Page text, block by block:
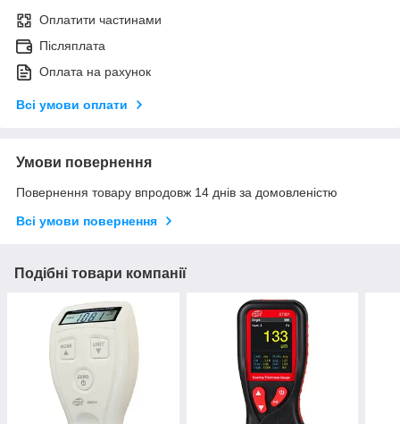
Оплатити частинами
Післяплата
Оплата на рахунок
Всі умови оплати
Умови повернення
Повернення товару впродовж 14 днів за домовленістю
Всі умови повернення
Подібні товари компанії